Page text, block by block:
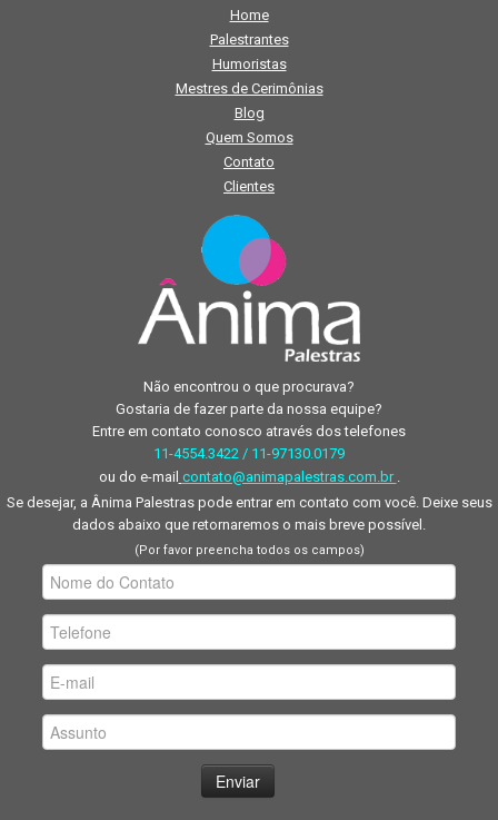
Home
Palestrantes
Humoristas
Mestres de Cerimônias
Blog
Quem Somos
Contato
Clientes
Não encontrou o que procurava?
Gostaria de fazer parte da nossa equipe?
Entre em contato conosco através dos telefones
11-4554.3422 / 11-97130.0179
ou do e-mail contato@animapalestras.com.br .
Se desejar, a Ânima Palestras pode entrar em contato com você. Deixe seus
dados abaixo que retornaremos o mais breve possível.
(Por favor preencha todos os campos)